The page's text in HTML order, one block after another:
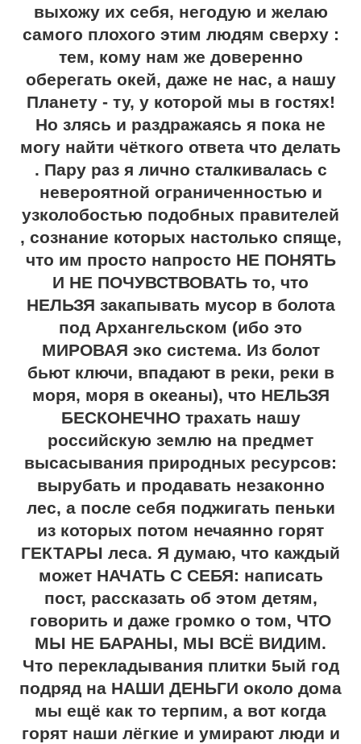
выхожу их себя, негодую и желаю
самого плохого этим людям сверху :
тем, кому нам же доверенно
оберегать окей, даже не нас, а нашу
Планету - ту, у которой мы в гостях!
Но злясь и раздражаясь я пока не
могу найти чёткого ответа что делать
. Пару раз я лично сталкивалась с
невероятной ограниченностью и
узколобостью подобных правителей
, сознание которых настолько спяще,
что им просто напросто НЕ ПОНЯТЬ
И НЕ ПОЧУВСТВОВАТЬ то, что
НЕЛЬЗЯ закапывать мусор в болота
под Архангельском (ибо это
МИРОВАЯ эко система. Из болот
бьют ключи, впадают в реки, реки в
моря, моря в океаны), что НЕЛЬЗЯ
БЕСКОНЕЧНО трахать нашу
российскую землю на предмет
высасывания природных ресурсов:
вырубать и продавать незаконно
лес, а после себя поджигать пеньки
из которых потом нечаянно горят
ГЕКТАРЫ леса. Я думаю, что каждый
может НАЧАТЬ С СЕБЯ: написать
пост, рассказать об этом детям,
говорить и даже громко о том, ЧТО
МЫ НЕ БАРАНЫ, МЫ ВСЁ ВИДИМ.
Что перекладывания плитки 5ый год
подряд на НАШИ ДЕНЬГИ около дома
мы ещё как то терпим, а вот когда
горят наши лёгкие и умирают люди и